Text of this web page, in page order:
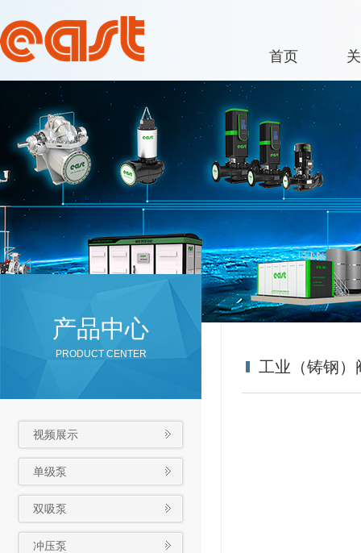
首页
产品中心
PRODUCT CENTER
视频展示
单级泵
双吸泵
冲压泵
工业（铸钢）